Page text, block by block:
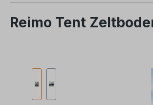
Reimo Tent